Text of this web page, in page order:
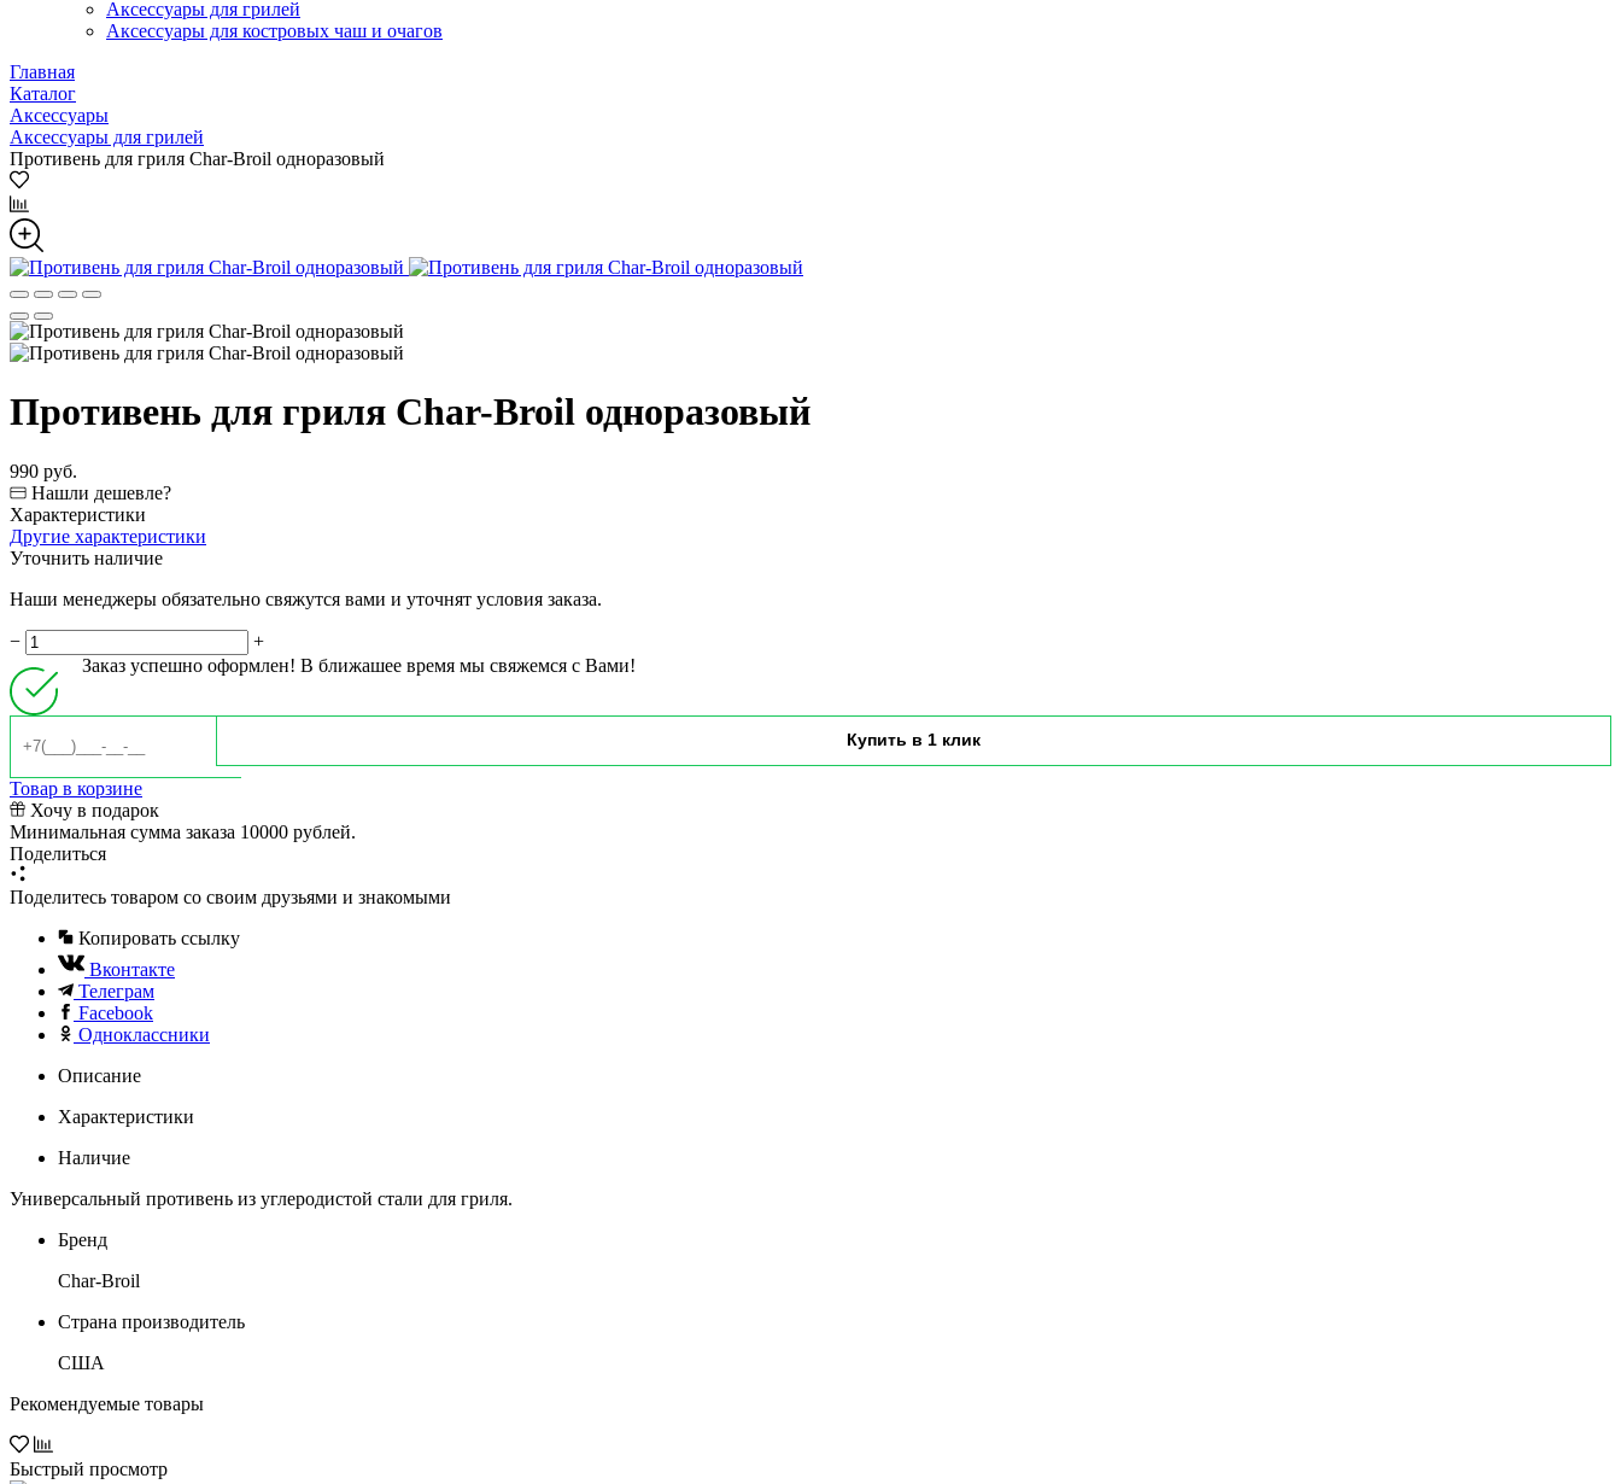
Аксессуары для грилей
Аксессуары для костровых чаш и очагов
Главная
Каталог
Аксессуары
Аксессуары для грилей
Противень для гриля Char-Broil одноразовый
Противень для гриля Char-Broil одноразовый
990 руб.
Нашли дешевле?
Характеристики
Другие характеристики
Уточнить наличие
Наши менеджеры обязательно свяжутся вами и уточнят условия заказа.
−
+
Заказ успешно оформлен! В ближашее время мы свяжемся с Вами!
Товар в корзине
Хочу в подарок
Минимальная сумма заказа 10000 рублей.
Поделиться
Поделитесь товаром со своим друзьями и знакомыми
Копировать ссылку
Вконтакте
Телеграм
Facebook
Одноклассники
Описание
Характеристики
Наличие
Универсальный противень из углеродистой стали для гриля.
Бренд
Char-Broil
Страна производитель
США
Рекомендуемые товары
Быстрый просмотр